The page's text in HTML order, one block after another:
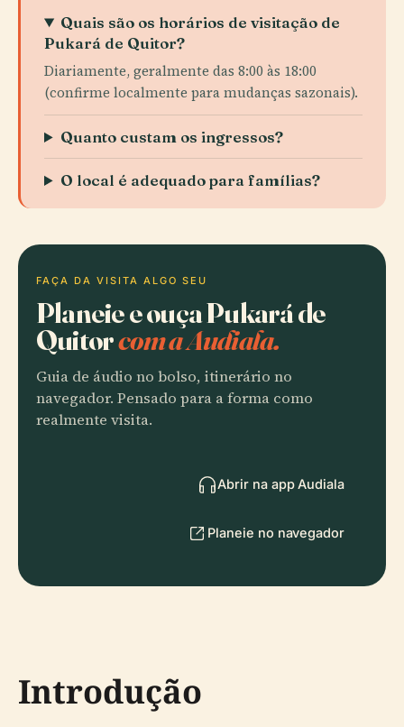
Quais são os horários de visitação de
Pukará de Quitor?
Diariamente, geralmente das 8:00 às 18:00
(confirme localmente para mudanças sazonais).
Quanto custam os ingressos?
O local é adequado para famílias?
FAÇA DA VISITA ALGO SEU
Planeie e ouça Pukará de
Quitorcom a Audiala.
Guia de áudio no bolso, itinerário no
navegador. Pensado para a forma como
realmente visita.
Abrir na app Audiala
Planeie no navegador
Introdução